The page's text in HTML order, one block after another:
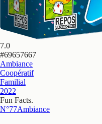
7.0
#69657667
Ambiance
Coopératif
Familial
2022
Fun Facts.
N°77Ambiance